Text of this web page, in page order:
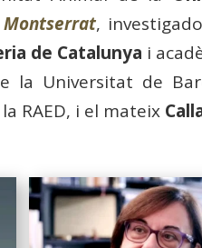
,
de Catalunya i
la Universitat de
RAED, i el mateix